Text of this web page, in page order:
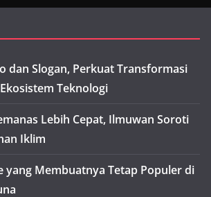
dan Slogan, Perkuat Transformasi
Teknologi
Lebih Cepat, Ilmuwan Soroti
Iklim
yang Membuatnya Tetap Populer di